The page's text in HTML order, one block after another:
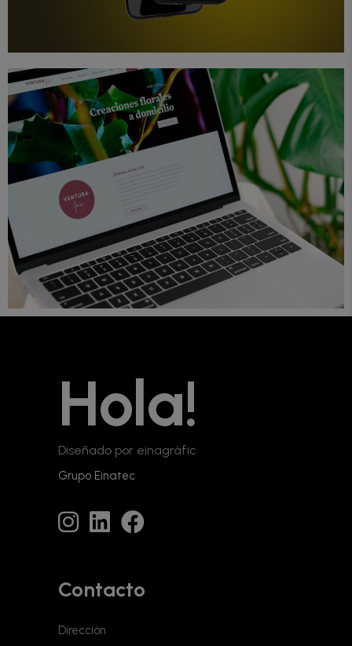
Diseño e-Commerce Proyectos Web
Ventura Floristes
Hola!
Diseñado por einagràfic
Grupo Einatec
Contacto
Dirección